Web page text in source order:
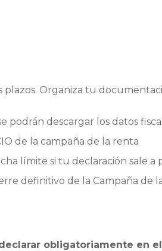
plazos. Organiza tu
podrán descargar los datos
de la campaña de la renta
límite si tu declaración sale
definitivo de la Campaña de
obligatoriamente en el